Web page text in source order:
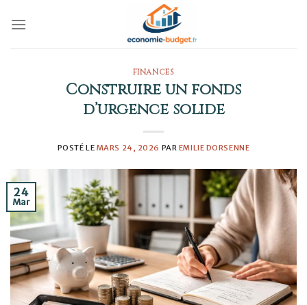
FINANCES
Construire un fonds
d’urgence solide
POSTÉ LE MARS 24, 2026 PAR EMILIE DORSENNE
24
Mar